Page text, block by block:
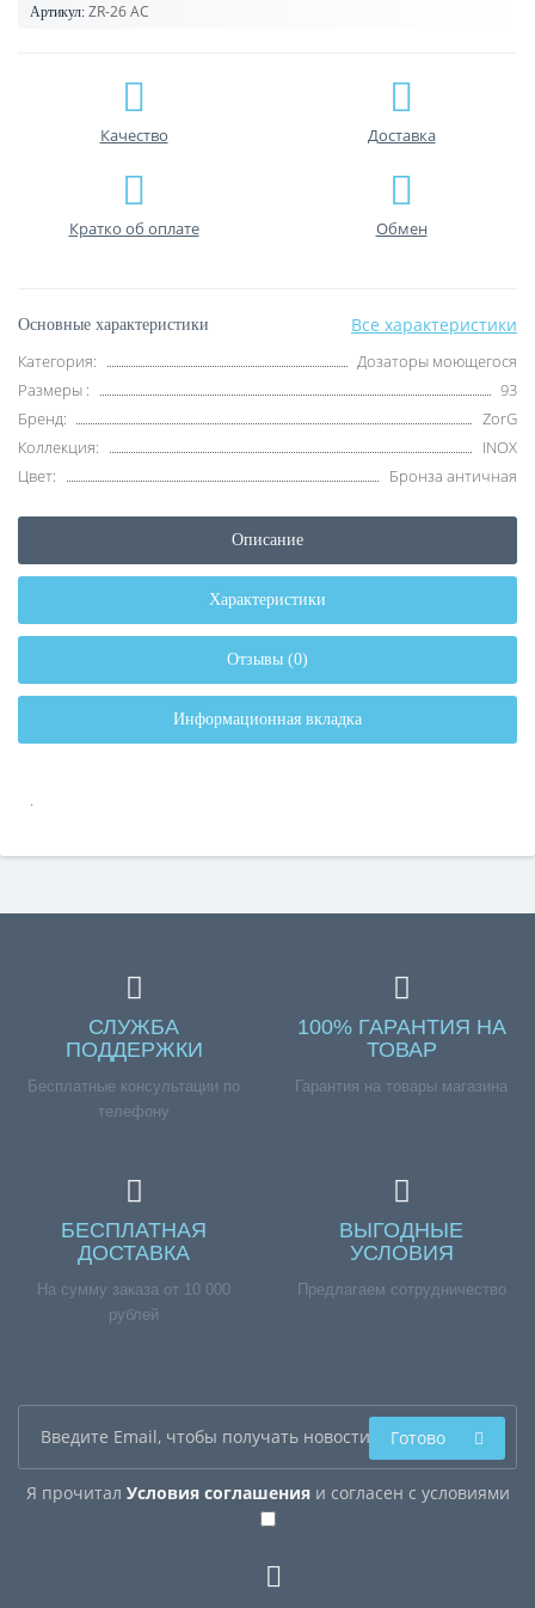
Артикул: ZR-26 AC
Качество Доставка
Кратко об оплате Обмен
Основные характеристики Все характеристики
Категория:
Дозаторы моющегося
Размеры :
93
Бренд:
ZorG
Коллекция:
INOX
Цвет:
Бронза античная
Описание
Характеристики
Отзывы (0)
Информационная вкладка
.
СЛУЖБА
ПОДДЕРЖКИ
Бесплатные консультации по
телефону
100% ГАРАНТИЯ НА
ТОВАР
Гарантия на товары магазина
БЕСПЛАТНАЯ
ДОСТАВКА
На сумму заказа от 10 000
рублей
ВЫГОДНЫЕ
УСЛОВИЯ
Предлагаем сотрудничество
Я прочитал Условия соглашенияи согласен с условиями
Готово